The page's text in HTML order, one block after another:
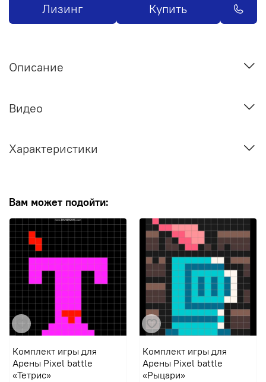
Лизинг Купить
Описание
Видео
Характеристики
Вам может подойти:
Комплект игры для
Арены Pixel battle
«Тетрис»
Комплект игры для
Арены Pixel battle
«Рыцари»